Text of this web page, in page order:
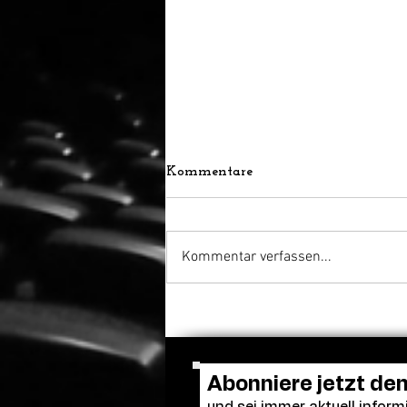
Zurich Film Festival zeichnet
Kommentare
Kommentar verfassen...
Abonniere jetzt